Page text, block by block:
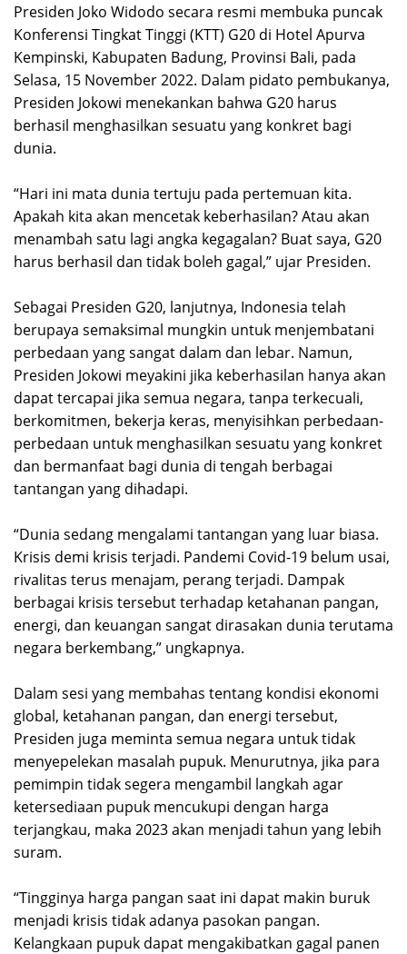
Presiden Joko Widodo secara resmi membuka puncak
Konferensi Tingkat Tinggi (KTT) G20 di Hotel Apurva
Kempinski, Kabupaten Badung, Provinsi Bali, pada
Selasa, 15 November 2022. Dalam pidato pembukanya,
Presiden Jokowi menekankan bahwa G20 harus
berhasil menghasilkan sesuatu yang konkret bagi
dunia.
“Hari ini mata dunia tertuju pada pertemuan kita.
Apakah kita akan mencetak keberhasilan? Atau akan
menambah satu lagi angka kegagalan? Buat saya, G20
harus berhasil dan tidak boleh gagal,” ujar Presiden.
Sebagai Presiden G20, lanjutnya, Indonesia telah
berupaya semaksimal mungkin untuk menjembatani
perbedaan yang sangat dalam dan lebar. Namun,
Presiden Jokowi meyakini jika keberhasilan hanya akan
dapat tercapai jika semua negara, tanpa terkecuali,
berkomitmen, bekerja keras, menyisihkan perbedaan-
perbedaan untuk menghasilkan sesuatu yang konkret
dan bermanfaat bagi dunia di tengah berbagai
tantangan yang dihadapi.
“Dunia sedang mengalami tantangan yang luar biasa.
Krisis demi krisis terjadi. Pandemi Covid-19 belum usai,
rivalitas terus menajam, perang terjadi. Dampak
berbagai krisis tersebut terhadap ketahanan pangan,
energi, dan keuangan sangat dirasakan dunia terutama
negara berkembang,” ungkapnya.
Dalam sesi yang membahas tentang kondisi ekonomi
global, ketahanan pangan, dan energi tersebut,
Presiden juga meminta semua negara untuk tidak
menyepelekan masalah pupuk. Menurutnya, jika para
pemimpin tidak segera mengambil langkah agar
ketersediaan pupuk mencukupi dengan harga
terjangkau, maka 2023 akan menjadi tahun yang lebih
suram.
“Tingginya harga pangan saat ini dapat makin buruk
menjadi krisis tidak adanya pasokan pangan.
Kelangkaan pupuk dapat mengakibatkan gagal panen